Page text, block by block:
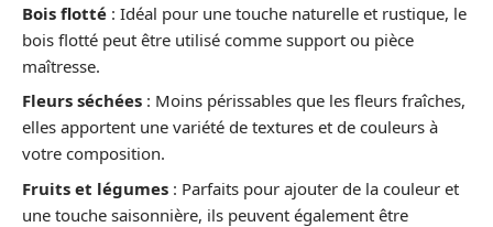
Bois flotté : Idéal pour une touche naturelle et rustique, le
bois flotté peut être utilisé comme support ou pièce
maîtresse.
Fleurs séchées : Moins périssables que les fleurs fraîches,
elles apportent une variété de textures et de couleurs à
votre composition.
Fruits et légumes : Parfaits pour ajouter de la couleur et
une touche saisonnière, ils peuvent également être